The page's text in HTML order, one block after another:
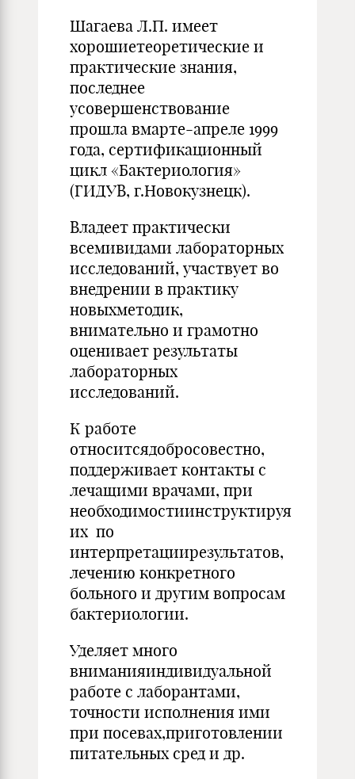
Шагаева Л.П. имеет
хорошиетеоретические и
практические знания,
последнее
усовершенствование
прошла вмарте-апреле 1999
года, сертификационный
цикл «Бактериология»
(ГИДУВ, г.Новокузнецк).
Владеет практически
всемивидами лабораторных
исследований, участвует во
внедрении в практику
новыхметодик,
внимательно и грамотно
оценивает результаты
лабораторных
исследований.
К работе
относитсядобросовестно,
поддерживает контакты с
лечащими врачами, при
необходимостиинструктируя
их по
интерпретациирезультатов,
лечению конкретного
больного и другим вопросам
бактериологии.
Уделяет много
вниманияиндивидуальной
работе с лаборантами,
точности исполнения ими
при посевах,приготовлении
питательных сред и др.